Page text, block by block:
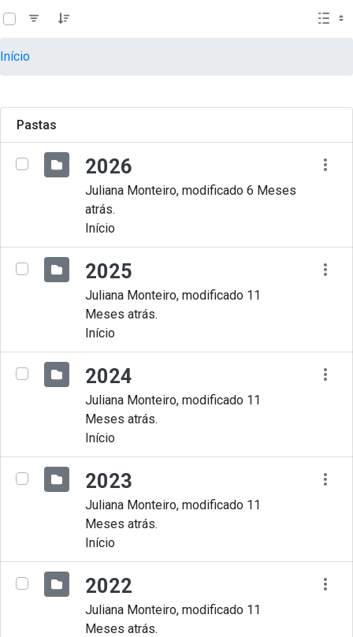
Pular para o Conteúdo principal
teste descricao
Início
Pastas
2026
Juliana Monteiro, modificado 6 Meses
atrás.
Início
2025
Juliana Monteiro, modificado 11
Meses atrás.
Início
2024
Juliana Monteiro, modificado 11
Meses atrás.
Início
2023
Juliana Monteiro, modificado 11
Meses atrás.
Início
2022
Juliana Monteiro, modificado 11
Meses atrás.